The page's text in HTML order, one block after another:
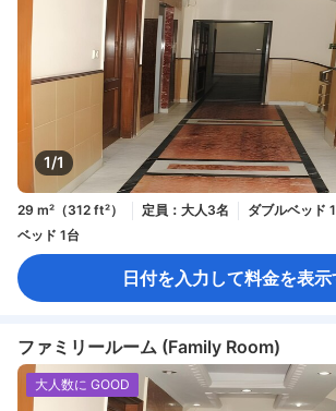
1/1
29 m²（312 ft²） 定員：大人3名
ダブルベッド
ベッド 1台
日付を入力して料金を表示
ファミリールーム (Family Room)
大人数に GOOD